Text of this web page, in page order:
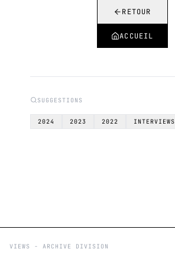
RETOUR
ACCUEIL
SUGGESTIONS
2024 2023 2022 INTERVIEWS
VIEWS - ARCHIVE DIVISION